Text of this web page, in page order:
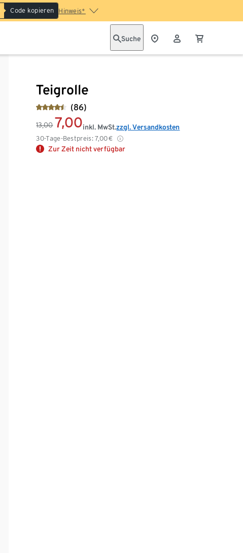
Code kopieren Hinweis*
Suche
Teigrolle
(86)
13,00 7,00
30-Tage-Bestpreis: 7,00€
inkl. MwSt.zzgl. Versandkosten
Zur Zeit nicht verfügbar